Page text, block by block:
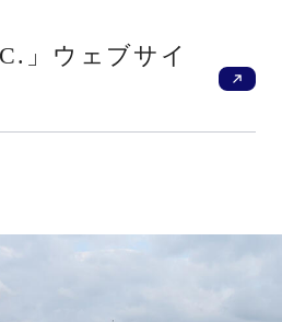
」ウェブサイ